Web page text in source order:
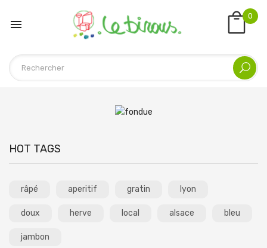

0
HOT TAGS
râpé aperitif gratin lyon
doux herve local alsace bleu
jambon